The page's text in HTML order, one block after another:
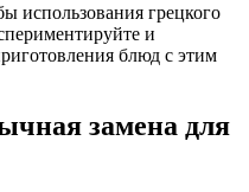
использования грецкого
и
блюд с этим
замена для